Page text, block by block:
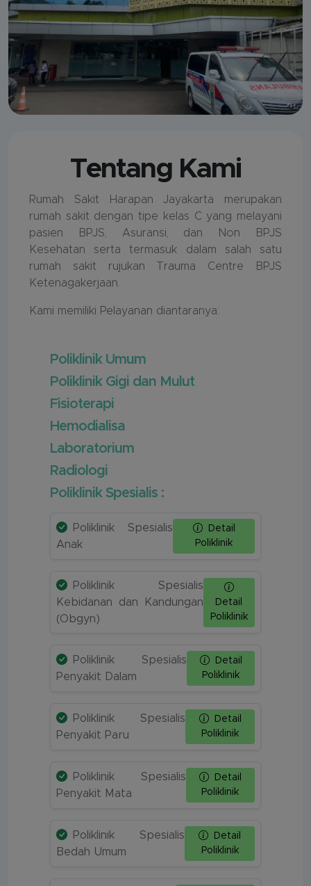
Tentang Kami
Rumah Sakit Harapan Jayakarta merupakan
rumah sakit dengan tipe kelas C yang melayani
pasien BPJS, Asuransi, dan Non BPJS
Kesehatan serta termasuk dalam salah satu
rumah sakit rujukan Trauma Centre BPJS
Ketenagakerjaan.
Kami memiliki Pelayanan diantaranya:
Poliklinik Umum
Poliklinik Gigi dan Mulut
Fisioterapi
Hemodialisa
Laboratorium
Radiologi
Poliklinik Spesialis :
Poliklinik Spesialis
Anak
Detail
Poliklinik
Poliklinik Spesialis
Kebidanan dan Kandungan
(Obgyn)
Detail
Poliklinik
Poliklinik Spesialis
Penyakit Dalam
Detail
Poliklinik
Poliklinik Spesialis
Penyakit Paru
Detail
Poliklinik
Poliklinik Spesialis
Penyakit Mata
Detail
Poliklinik
Poliklinik Spesialis
Bedah Umum
Detail
Poliklinik